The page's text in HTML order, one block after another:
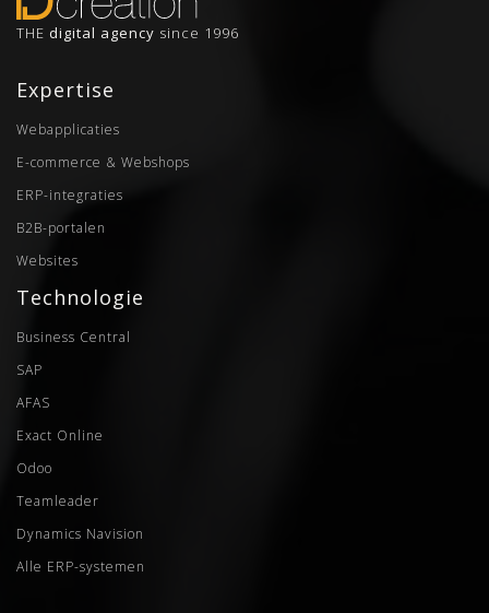
THE digital agency since 1996
Expertise
Webapplicaties
E-commerce & Webshops
ERP-integraties
B2B-portalen
Websites
Technologie
Business Central
SAP
AFAS
Exact Online
Odoo
Teamleader
Dynamics Navision
Alle ERP-systemen